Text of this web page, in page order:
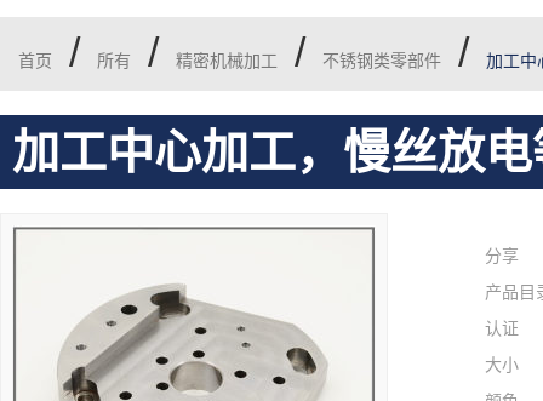
首页 / 所有 / 精密机械加工 / 不锈钢类零部件 / 加工中
加工中心加工，慢丝放
分享
产品目
认证
大小